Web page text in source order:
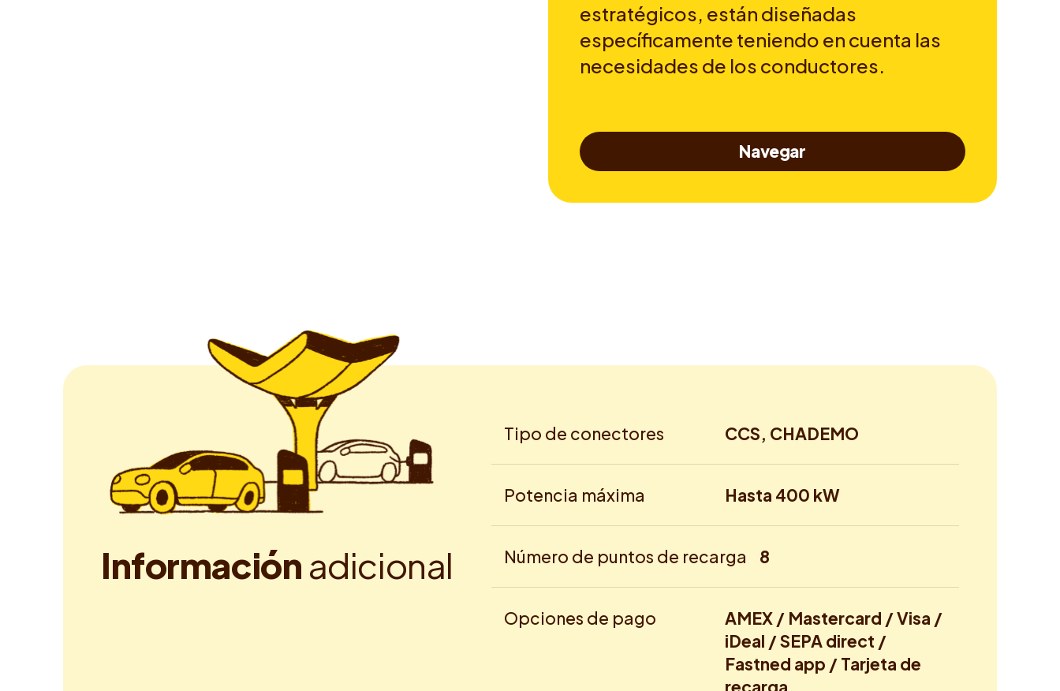
estratégicos, están diseñadas
específicamente teniendo en cuenta las
necesidades de los conductores.
Navegar
Informaciónadicional
Tipo de conectores CCS, CHADEMO
Potencia máxima Hasta 400 kW
Número de puntos de recarga 8
Opciones de pago
AMEX / Mastercard / Visa /
iDeal / SEPA direct /
Fastned app / Tarjeta de